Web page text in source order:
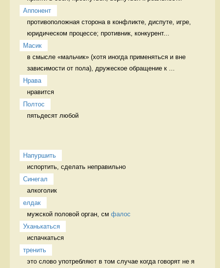
Аппонент
противоположная сторона в конфликте, диспуте, игре,
юридическом процессе; противник, конкурент...
Масик
в смысле «мальчик» (хотя иногда применяться и вне
зависимости от пола), дружеское обращение к ...
Нрава
нравится
Полтос
пятьдесят любой
Напуршить
испортить, сделать неправильно
Синегал
алкоголик
елдак
мужской половой орган, см фалос
Уханькаться
испачкаться
тренить
это слово употребляют в том случае когда говорят не я